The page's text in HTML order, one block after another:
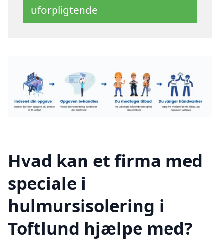
uforpligtende
Hvad kan et firma med
speciale i
hulmursisolering i
Toftlund hjælpe med?